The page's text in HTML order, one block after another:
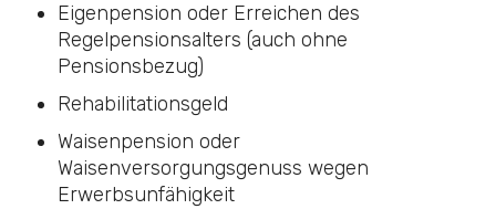
Eigenpension oder Erreichen des
Regelpensionsalters (auch ohne
Pensionsbezug)
Rehabilitationsgeld
Waisenpension oder
Waisenversorgungsgenuss wegen
Erwerbsunfähigkeit